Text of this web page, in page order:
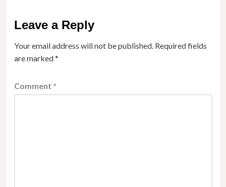
Leave a Reply
Your email address will not be published. Required fields
are marked*
Comment *